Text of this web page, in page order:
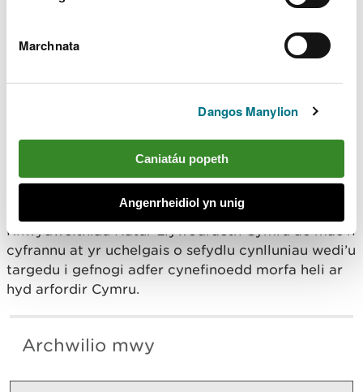
Marchnata
Dangos Manylion
Caniatáu popeth
Angenrheidiol yn unig
yn rhan mor bwysig o’r arfordir ar hyd yr
aber.
“Gall morfeydd heli iach hefyd ddarparu
helpu yn erbyn newid yn yr hinsawdd, fel y
Ariennir y prosiect hwn drwy raglen
Rhwydweithiau Natur Llywodraeth Cymru ac mae’n
cyfrannu at yr uchelgais o sefydlu cynlluniau wedi’u
targedu i gefnogi adfer cynefinoedd morfa heli ar
hyd arfordir Cymru.
Archwilio mwy